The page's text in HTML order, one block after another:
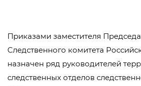
Приказами заместителя
Следственного комитета
назначен ряд руководителей
следственных отделов